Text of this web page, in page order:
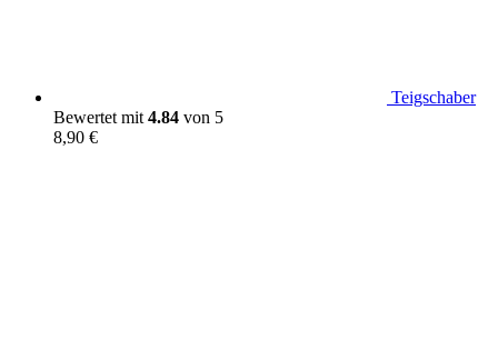
Teigschaber
Bewertet mit 4.84 von 5
8,90 €